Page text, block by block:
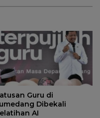
Guru di
Dibekali
AI